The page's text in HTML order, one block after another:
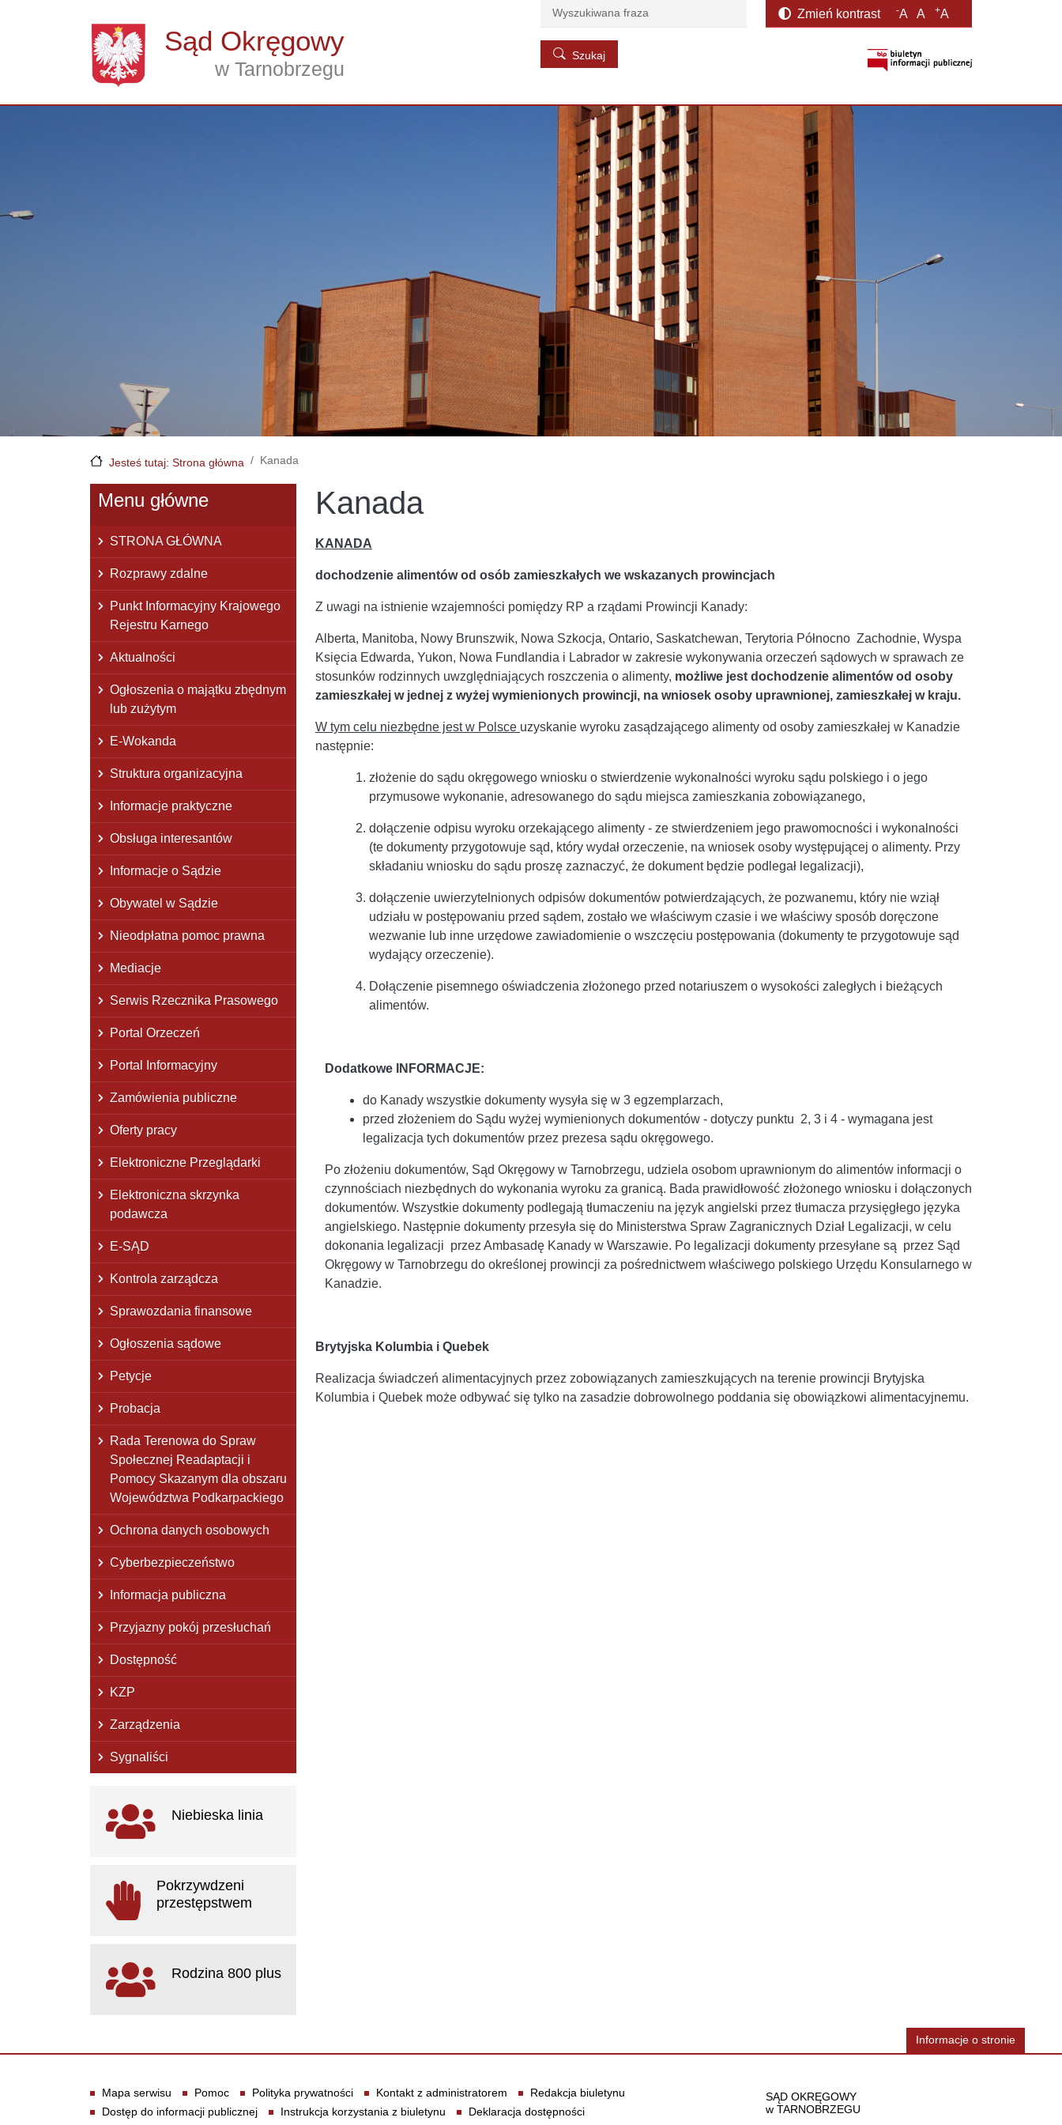
Sąd Okręgowy
w Tarnobrzegu
Szukaj
Szukaj
Zmień kontrast -A A +A
Jesteś tutaj: Strona główna Kanada
Kanada
KANADA
dochodzenie alimentów od osób zamieszkałych we wskazanych prowincjach
Z uwagi na istnienie wzajemności pomiędzy RP a rządami Prowincji Kanady:
Alberta, Manitoba, Nowy Brunszwik, Nowa Szkocja, Ontario, Saskatchewan, Terytoria Północno ­ Zachodnie, Wyspa
Księcia Edwarda, Yukon, Nowa Fundlandia i Labrador w zakresie wykonywania orzeczeń sądowych w sprawach ze
stosunków rodzinnych uwzględniających roszczenia o alimenty, możliwe jest dochodzenie alimentów od osoby
zamieszkałej w jednej z wyżej wymienionych prowincji, na wniosek osoby uprawnionej, zamieszkałej w kraju.
W tym celu niezbędne jest w Polsce uzyskanie wyroku zasądzającego alimenty od osoby zamieszkałej w Kanadzie
następnie:
złożenie do sądu okręgowego wniosku o stwierdzenie wykonalności wyroku sądu polskiego i o jego
przymusowe wykonanie, adresowanego do sądu miejsca zamieszkania zobowiązanego,
dołączenie odpisu wyroku orzekającego alimenty - ze stwierdzeniem jego prawomocności i wykonalności
(te dokumenty przygotowuje sąd, który wydał orzeczenie, na wniosek osoby występującej o alimenty. Przy
składaniu wniosku do sądu proszę zaznaczyć, że dokument będzie podlegał legalizacji),
dołączenie uwierzytelnionych odpisów dokumentów potwierdzających, że pozwanemu, który nie wziął
udziału w postępowaniu przed sądem, zostało we właściwym czasie i we właściwy sposób doręczone
wezwanie lub inne urzędowe zawiadomienie o wszczęciu postępowania (dokumenty te przygotowuje sąd
wydający orzeczenie).
Dołączenie pisemnego oświadczenia złożonego przed notariuszem o wysokości zaległych i bieżących
alimentów.
Dodatkowe INFORMACJE:
do Kanady wszystkie dokumenty wysyła się w 3 egzemplarzach,
przed złożeniem do Sądu wyżej wymienionych dokumentów - dotyczy punktu 2, 3 i 4 - wymagana jest
legalizacja tych dokumentów przez prezesa sądu okręgowego.
Po złożeniu dokumentów, Sąd Okręgowy w Tarnobrzegu, udziela osobom uprawnionym do alimentów informacji o
czynnościach niezbędnych do wykonania wyroku za granicą. Bada prawidłowość złożonego wniosku i dołączonych
dokumentów. Wszystkie dokumenty podlegają tłumaczeniu na język angielski przez tłumacza przysięgłego języka
angielskiego. Następnie dokumenty przesyła się do Ministerstwa Spraw Zagranicznych Dział Legalizacji, w celu
dokonania legalizacji przez Ambasadę Kanady w Warszawie. Po legalizacji dokumenty przesyłane są przez Sąd
Okręgowy w Tarnobrzegu do określonej prowincji za pośrednictwem właściwego polskiego Urzędu Konsularnego w
Kanadzie.
Brytyjska Kolumbia i Quebek
Realizacja świadczeń alimentacyjnych przez zobowiązanych zamieszkujących na terenie prowincji Brytyjska
Kolumbia i Quebek może odbywać się tylko na zasadzie dobrowolnego poddania się obowiązkowi alimentacyjnemu.
Menu główne
STRONA GŁÓWNA
Rozprawy zdalne
Punkt Informacyjny Krajowego
Rejestru Karnego
Aktualności
Ogłoszenia o majątku zbędnym
lub zużytym
E-Wokanda
Struktura organizacyjna
Informacje praktyczne
Obsługa interesantów
Informacje o Sądzie
Obywatel w Sądzie
Nieodpłatna pomoc prawna
Mediacje
Serwis Rzecznika Prasowego
Portal Orzeczeń
Portal Informacyjny
Zamówienia publiczne
Oferty pracy
Elektroniczne Przeglądarki
Elektroniczna skrzynka
podawcza
E-SĄD
Kontrola zarządcza
Sprawozdania finansowe
Ogłoszenia sądowe
Petycje
Probacja
Rada Terenowa do Spraw
Społecznej Readaptacji i
Pomocy Skazanym dla obszaru
Województwa Podkarpackiego
Ochrona danych osobowych
Cyberbezpieczeństwo
Informacja publiczna
Przyjazny pokój przesłuchań
Dostępność
KZP
Zarządzenia
Sygnaliści
Ważne linki
Niebieska linia
Pokrzywdzeni
przestępstwem
Rodzina 800 plus
Informacje o stronie
Informacje
Mapa serwisu Pomoc Polityka prywatności Kontakt z administratorem
Redakcja biuletynu
Dostęp do informacji publicznej
Instrukcja korzystania z biuletynu Deklaracja dostępności Dane teleadresowe
SĄD OKRĘGOWY
w TARNOBRZEGU